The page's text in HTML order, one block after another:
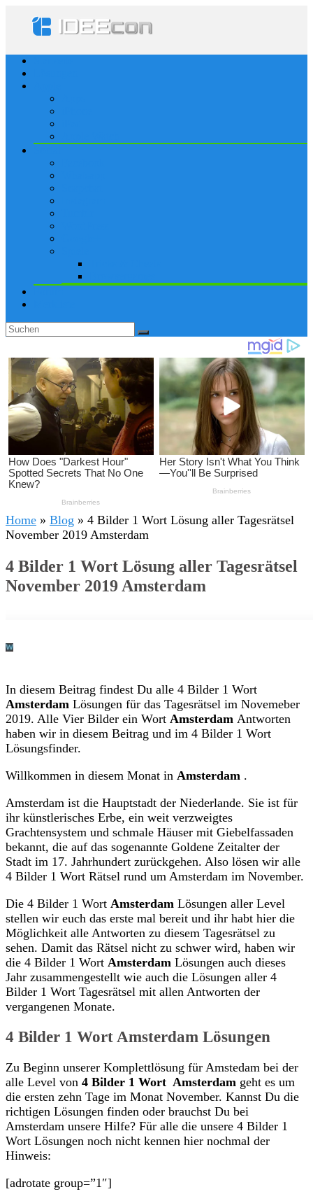
Home » Blog » 4 Bilder 1 Wort Lösung aller Tagesrätsel
November 2019 Amsterdam
4 Bilder 1 Wort Lösung aller Tagesrätsel
November 2019 Amsterdam
In diesem Beitrag findest Du alle 4 Bilder 1 Wort
Amsterdam Lösungen für das Tagesrätsel im Novemeber
2019. Alle Vier Bilder ein Wort Amsterdam Antworten
haben wir in diesem Beitrag und im 4 Bilder 1 Wort
Lösungsfinder.
Willkommen in diesem Monat in Amsterdam .
Amsterdam ist die Hauptstadt der Niederlande. Sie ist für
ihr künstlerisches Erbe, ein weit verzweigtes
Grachtensystem und schmale Häuser mit Giebelfassaden
bekannt, die auf das sogenannte Goldene Zeitalter der
Stadt im 17. Jahrhundert zurückgehen. Also lösen wir alle
4 Bilder 1 Wort Rätsel rund um Amsterdam im November.
Die 4 Bilder 1 Wort Amsterdam Lösungen aller Level
stellen wir euch das erste mal bereit und ihr habt hier die
Möglichkeit alle Antworten zu diesem Tagesrätsel zu
sehen. Damit das Rätsel nicht zu schwer wird, haben wir
die 4 Bilder 1 Wort Amsterdam Lösungen auch dieses
Jahr zusammengestellt wie auch die Lösungen aller 4
Bilder 1 Wort Tagesrätsel mit allen Antworten der
vergangenen Monate.
4 Bilder 1 Wort Amsterdam Lösungen
Zu Beginn unserer Komplettlösung für Amstedam bei der
alle Level von 4 Bilder 1 Wort Amsterdam geht es um
die ersten zehn Tage im Monat November. Kannst Du die
richtigen Lösungen finden oder brauchst Du bei
Amsterdam unsere Hilfe? Für alle die unsere 4 Bilder 1
Wort Lösungen noch nicht kennen hier nochmal der
Hinweis:
[adrotate group=”1″]